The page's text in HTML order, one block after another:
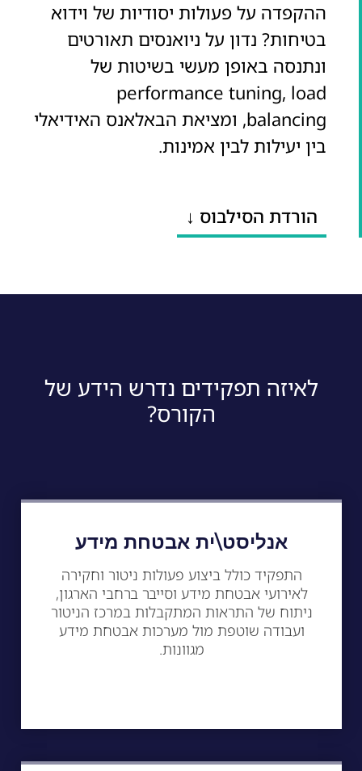
ההקפדה על פעולות יסודיות של וידוא
בטיחות? נדון על ניואנסים תאורטים
ונתנסה באופן מעשי בשיטות של
performance tuning, load
balancing, ומציאת הבאלאנס האידיאלי
בין יעילות לבין אמינות.
הורדת הסילבוס ↓
לאיזה תפקידים נדרש הידע של
הקורס?
אנליסט\ית אבטחת מידע
התפקיד כולל ביצוע פעולות ניטור וחקירה
לאירועי אבטחת מידע וסייבר ברחבי הארגון,
ניתוח של התראות המתקבלות במרכז הניטור
ועבודה שוטפת מול מערכות אבטחת מידע
מגוונות.